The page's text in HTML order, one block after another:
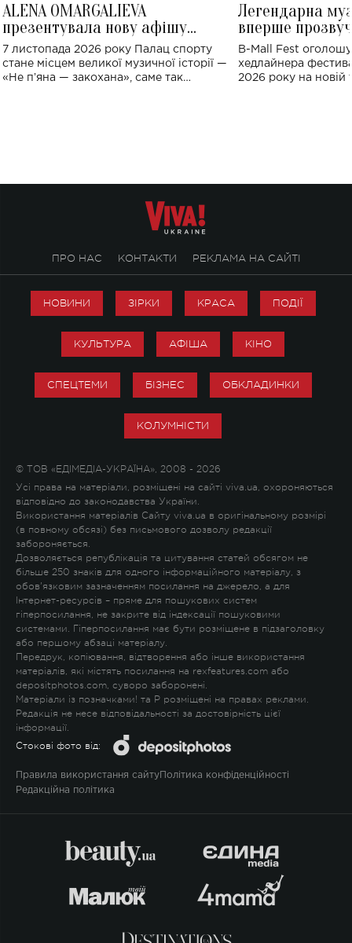
ALENA OMARGALIEVA
презентувала нову афішу
великого концерту в Палаці
спорту
7 листопада 2026 року Палац спорту
стане місцем великої музичної історії —
«Не пʼяна — закохана», саме так
Легендарна
вперше
Україні: де
B-Mall Fest
хедлайнера
2026 року на новій
ПРО НАС КОНТАКТИ РЕКЛАМА НА САЙТІ
НОВИНИ ЗІРКИ КРАСА ПОДІЇ
КУЛЬТУРА АФІША КІНО
СПЕЦТЕМИ БІЗНЕС ОБКЛАДИНКИ
КОЛУМНІСТИ
© ТОВ «ЕДІМЕДІА-УКРАЇНА», 2008 - 2026
Усі права на матеріали, розміщені на сайті viva.ua, охороняються
відповідно до законодавства України.
Використання матеріалів Сайту viva.ua в оригінальному розмірі
(в повному обсязі) без письмового дозволу редакції
забороняється.
Дозволяється републікація та цитування статей обсягом не
більше 250 знаків для одного інформаційного матеріалу, з
обов'язковим зазначенням посилання на джерело, а для
Інтернет-ресурсів – пряме для пошукових систем
гіперпосилання, не закрите від індексації пошуковими
системами. Гіперпосилання має бути розміщене в підзаголовку
або першому абзаці матеріалу.
Передрук, копіювання, відтворення або інше використання
матеріалів, які містять посилання на rexfeatures.com або
depositphotos.com, суворо заборонені.
Матеріали із позначками! та P розміщені на правах реклами.
Редакція не несе відповідальності за достовірність цієї
інформації.
Стокові фото від:
Правила використання сайту Політика конфіденційності
Редакційна політика